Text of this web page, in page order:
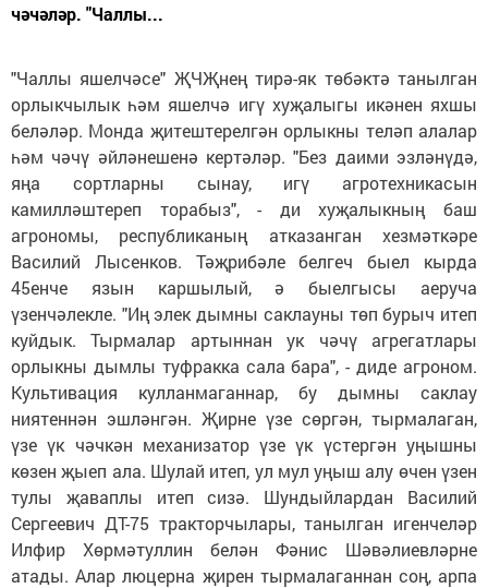
чәчәләр. "Чаллы...
"Чаллы яшелчәсе" ҖЧҖнең тирә-як төбәктә танылган
орлыкчылык һәм яшелчә игү хуҗалыгы икәнен яхшы
беләләр. Монда җитештерелгән орлыкны теләп алалар
һәм чәчү әйләнешенә кертәләр. "Без даими эзләнүдә,
яңа сортларны сынау, игү агротехникасын
камилләштереп торабыз", - ди хуҗалыкның баш
агрономы, республиканың атказанган хезмәткәре
Василий Лысенков. Тәҗрибәле белгеч быел кырда
45енче язын каршылый, ә быелгысы аеруча
үзенчәлекле. "Иң элек дымны саклауны төп бурыч итеп
куйдык. Тырмалар артыннан ук чәчү агрегатлары
орлыкны дымлы туфракка сала бара", - диде агроном.
Культивация кулланмаганнар, бу дымны саклау
ниятеннән эшләнгән. Җирне үзе сөргән, тырмалаган,
үзе үк чәчкән механизатор үзе үк үстергән уңышны
көзен җыеп ала. Шулай итеп, ул мул уңыш алу өчен үзен
тулы җаваплы итеп сизә. Шундыйлардан Василий
Сергеевич ДТ-75 тракторчылары, танылган игенчеләр
Илфир Хөрмәтуллин белән Фәнис Шәвәлиевләрне
атады. Алар люцерна җирен тырмалаганнан соң, арпа